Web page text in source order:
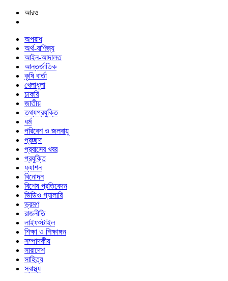
আরও
অপরাধ
অর্থ-বাণিজ্য
আইন-আদালত
আন্তর্জাতিক
কৃষি বার্তা
খেলাধুলা
চাকরি
জাতীয়
তথ্যপ্রযুক্তি
ধর্ম
পরিবেশ ও জলবায়ু
প্রচ্ছদ
প্রবাসের খবর
প্রযুক্তি
ফ্যাশন
বিনোদন
বিশেষ প্রতিবেদন
ভিডিও গ্যালারি
ভ্রমণ
রাজনীতি
লাইফস্টাইল
শিক্ষা ও শিক্ষাঙ্গন
সম্পাদকীয়
সারাদেশ
সাহিত্য
স্বাস্থ্য